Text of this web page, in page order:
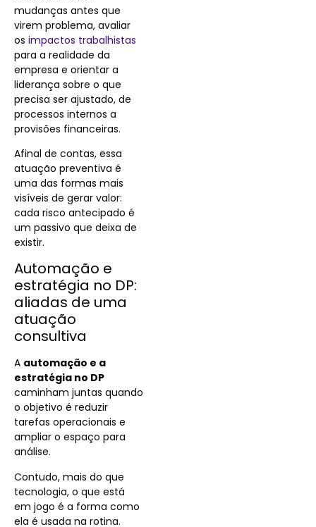
mudanças antes que
virem problema, avaliar
os impactos trabalhistas
para a realidade da
empresa e orientar a
liderança sobre o que
precisa ser ajustado, de
processos internos a
provisões financeiras.
Afinal de contas, essa
atuação preventiva é
uma das formas mais
visíveis de gerar valor:
cada risco antecipado é
um passivo que deixa de
existir.
Automação e
estratégia no DP:
aliadas de uma
atuação
consultiva
A automação e a
estratégia no DP
caminham juntas quando
o objetivo é reduzir
tarefas operacionais e
ampliar o espaço para
análise.
Contudo, mais do que
tecnologia, o que está
em jogo é a forma como
ela é usada na rotina.